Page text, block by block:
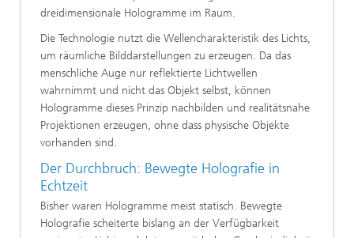
dreidimensionale Hologramme im Raum.
Die Technologie nutzt die Wellencharakteristik des Lichts,
um räumliche Bilddarstellungen zu erzeugen. Da das
menschliche Auge nur reflektierte Lichtwellen
wahrnimmt und nicht das Objekt selbst, können
Hologramme dieses Prinzip nachbilden und realitätsnahe
Projektionen erzeugen, ohne dass physische Objekte
vorhanden sind.
Der Durchbruch: Bewegte Holografie in
Echtzeit
Bisher waren Hologramme meist statisch. Bewegte
Holografie scheiterte bislang an der Verfügbarkeit